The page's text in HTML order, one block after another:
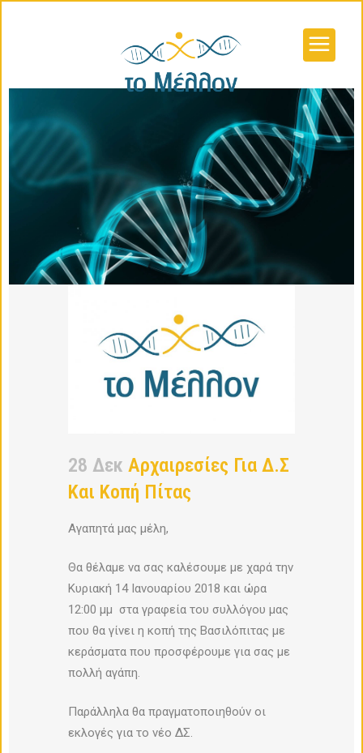
28 Δεκ Αρχαιρεσίες Για Δ.Σ
Και Κοπή Πίτας
Αγαπητά μας μέλη,
Θα θέλαμε να σας καλέσουμε με χαρά την
Κυριακή 14 Ιανουαρίου 2018 και ώρα
12:00 μμ στα γραφεία του συλλόγου μας
που θα γίνει η κοπή της Βασιλόπιτας με
κεράσματα που προσφέρουμε για σας με
πολλή αγάπη.
Παράλληλα θα πραγματοποιηθούν οι
εκλογές για το νέο ΔΣ.